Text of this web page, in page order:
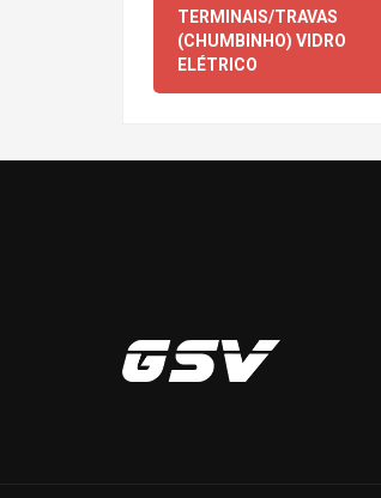
TERMINAIS/TRAVAS
(CHUMBINHO) VIDRO
ELÉTRICO